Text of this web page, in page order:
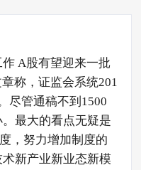
作 A股有望迎来一批
称，证监会系统201
尽管通稿不到1500
最大的看点无疑是
，努力增加制度的
新产业新业态新模